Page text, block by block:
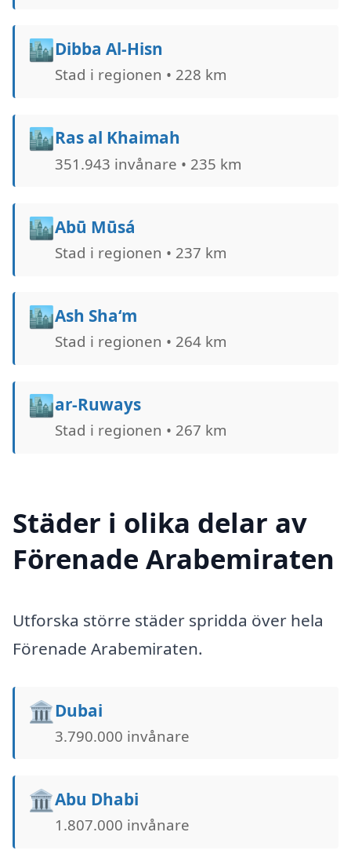
🏙️Dibba Al-Hisn
Stad i regionen • 228 km
🏙️Ras al Khaimah
351.943 invånare • 235 km
🏙️Abū Mūsá
Stad i regionen • 237 km
🏙️Ash Sha‘m
Stad i regionen • 264 km
🏙️ar-Ruways
Stad i regionen • 267 km
Städer i olika delar av
Förenade Arabemiraten
Utforska större städer spridda över hela
Förenade Arabemiraten.
🏛️Dubai
3.790.000 invånare
🏛️Abu Dhabi
1.807.000 invånare